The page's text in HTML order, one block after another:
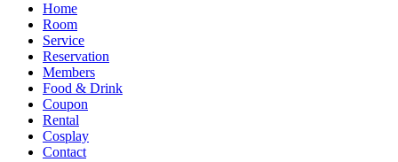
Home
Room
Service
Reservation
Members
Food & Drink
Coupon
Rental
Cosplay
Contact